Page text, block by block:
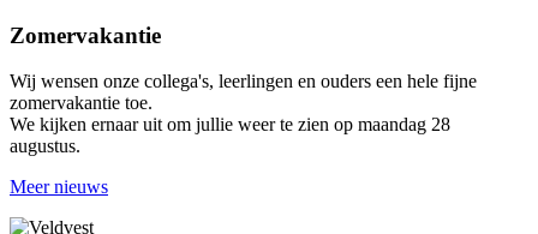
Zomervakantie
Wij wensen onze collega's, leerlingen en ouders een hele fijne
zomervakantie toe.
We kijken ernaar uit om jullie weer te zien op maandag 28
augustus.
Meer nieuws